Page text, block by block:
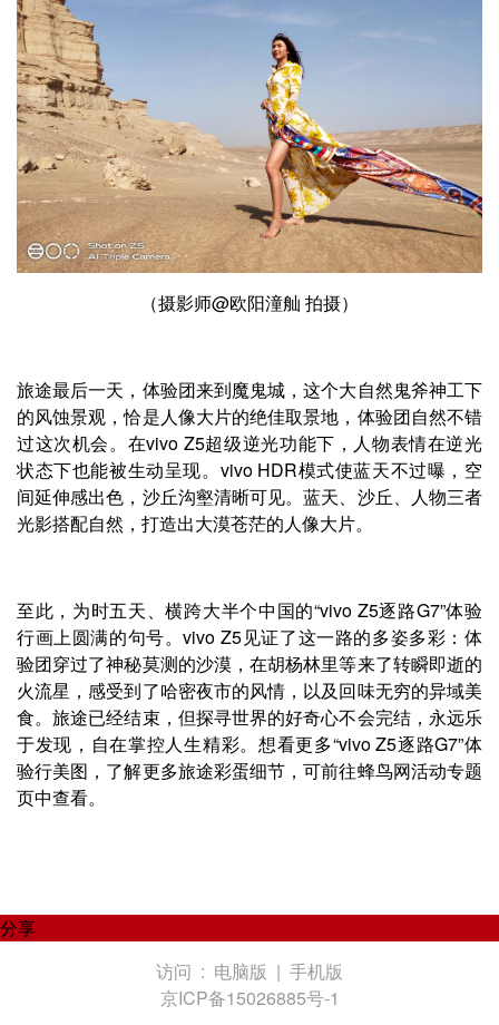
（摄影师@欧阳潼舢 拍摄）
旅途最后一天，体验团来到魔鬼城，这个大自然鬼斧神工下
的风蚀景观，恰是人像大片的绝佳取景地，体验团自然不错
过这次机会。在vivo Z5超级逆光功能下，人物表情在逆光
状态下也能被生动呈现。vivo HDR模式使蓝天不过曝，空
间延伸感出色，沙丘沟壑清晰可见。蓝天、沙丘、人物三者
光影搭配自然，打造出大漠苍茫的人像大片。
至此，为时五天、横跨大半个中国的“vivo Z5逐路G7”体验
行画上圆满的句号。vivo Z5见证了这一路的多姿多彩：体
验团穿过了神秘莫测的沙漠，在胡杨林里等来了转瞬即逝的
火流星，感受到了哈密夜市的风情，以及回味无穷的异域美
食。旅途已经结束，但探寻世界的好奇心不会完结，永远乐
于发现，自在掌控人生精彩。想看更多“vivo Z5逐路G7”体
验行美图，了解更多旅途彩蛋细节，可前往蜂鸟网活动专题
页中查看。
分享
访问 : 电脑版 | 手机版
京ICP备15026885号-1